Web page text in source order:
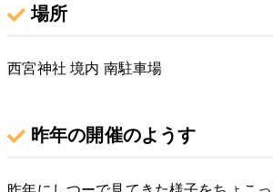
場所
西宮神社 境内 南駐車場
昨年の開催のようす